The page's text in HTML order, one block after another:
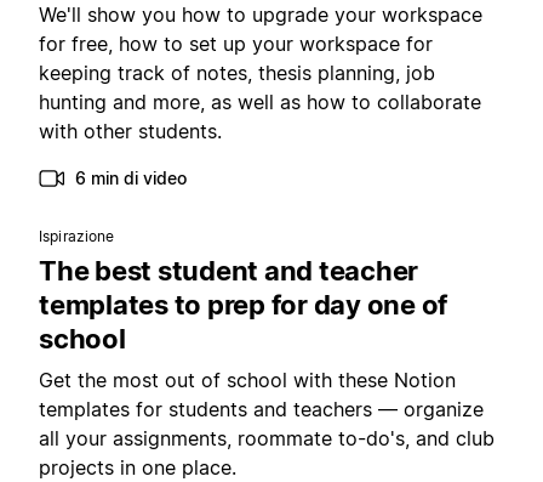
We'll show you how to upgrade your workspace
for free, how to set up your workspace for
keeping track of notes, thesis planning, job
hunting and more, as well as how to collaborate
with other students.
6 min di video
Ispirazione
The best student and teacher
templates to prep for day one of
school
Get the most out of school with these Notion
templates for students and teachers — organize
all your assignments, roommate to-do's, and club
projects in one place.